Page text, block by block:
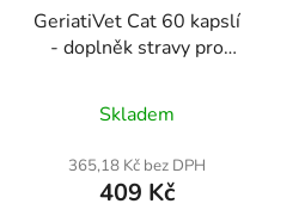
GeriatiVet Cat 60 kapslí
- doplněk stravy pro
hodnocení
produktu
je
Skladem
365,18 Kč bez DPH
409 Kč